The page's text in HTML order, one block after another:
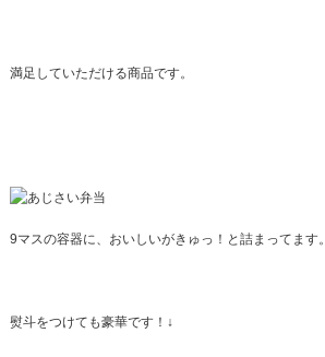
満足していただける商品です。
9マスの容器に、おいしいがきゅっ！と詰まってます。
熨斗をつけても豪華です！↓